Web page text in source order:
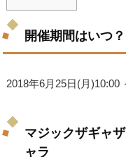
開催期間はいつ？
2018年6月25日(月)10:00
マジックザギャ
ャラ